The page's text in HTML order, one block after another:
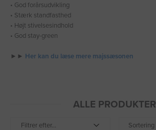
• God forårsudvikling
• Stærk standfasthed
• Højt stivelsesindhold
• God stay-green
►► Her kan du læse mere majssæsonen
ALLE PRODUKTER
Filtrer efter... Sortering